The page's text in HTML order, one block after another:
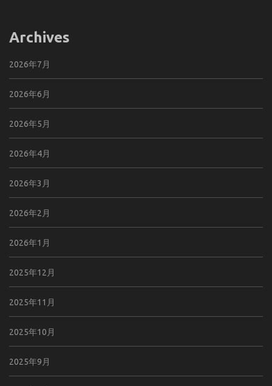
Archives
2026年7月
2026年6月
2026年5月
2026年4月
2026年3月
2026年2月
2026年1月
2025年12月
2025年11月
2025年10月
2025年9月